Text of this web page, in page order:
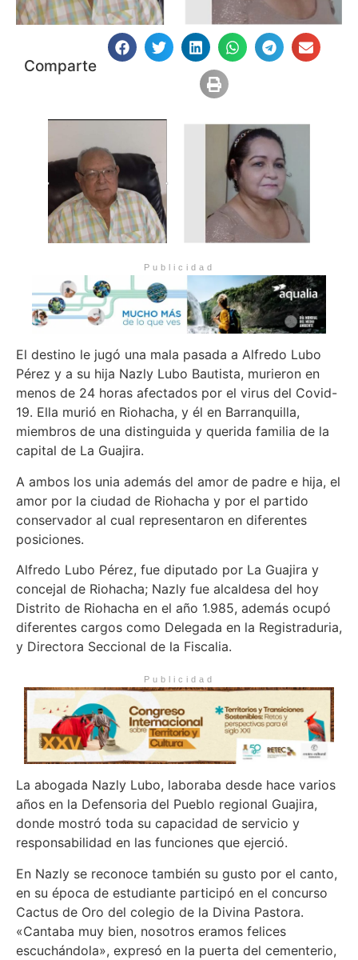
Comparte
Publicidad
El destino le jugó una mala pasada a Alfredo Lubo
Pérez y a su hija Nazly Lubo Bautista, murieron en
menos de 24 horas afectados por el virus del Covid-
19. Ella murió en Riohacha, y él en Barranquilla,
miembros de una distinguida y querida familia de la
capital de La Guajira.
A ambos los unia además del amor de padre e hija, el
amor por la ciudad de Riohacha y por el partido
conservador al cual representaron en diferentes
posiciones.
Alfredo Lubo Pérez, fue diputado por La Guajira y
concejal de Riohacha; Nazly fue alcaldesa del hoy
Distrito de Riohacha en el año 1.985, además ocupó
diferentes cargos como Delegada en la Registraduria,
y Directora Seccional de la Fiscalia.
Publicidad
La abogada Nazly Lubo, laboraba desde hace varios
años en la Defensoria del Pueblo regional Guajira,
donde mostró toda su capacidad de servicio y
responsabilidad en las funciones que ejerció.
En Nazly se reconoce también su gusto por el canto,
en su época de estudiante participó en el concurso
Cactus de Oro del colegio de la Divina Pastora.
«Cantaba muy bien, nosotros eramos felices
escuchándola», expresó en la puerta del cementerio,